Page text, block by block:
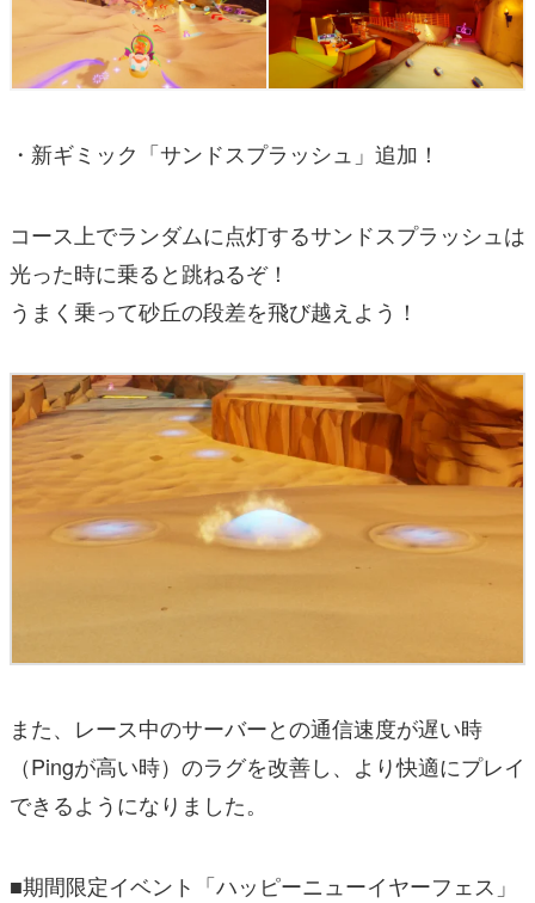
・新ギミック「サンドスプラッシュ」追加！
コース上でランダムに点灯するサンドスプラッシュは
光った時に乗ると跳ねるぞ！
うまく乗って砂丘の段差を飛び越えよう！
また、レース中のサーバーとの通信速度が遅い時
（Pingが高い時）のラグを改善し、より快適にプレイ
できるようになりました。
■期間限定イベント「ハッピーニューイヤーフェス」